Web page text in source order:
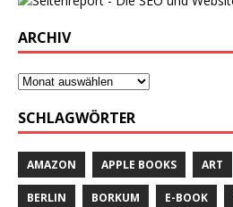
ARCHIV
SCHLAGWÖRTER
AMAZON APPLE BOOKS ART
BERLIN BORKUM E-BOOK